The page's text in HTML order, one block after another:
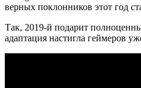
верных поклонников этот год
Так, 2019-й подарит
адаптация настигла геймеров